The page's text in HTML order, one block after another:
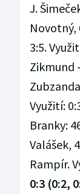
J.
Novotný,
3:5.
Zikmund
Využití:
Branky:
Valášek,
Rampír.
0:3 (0:2,